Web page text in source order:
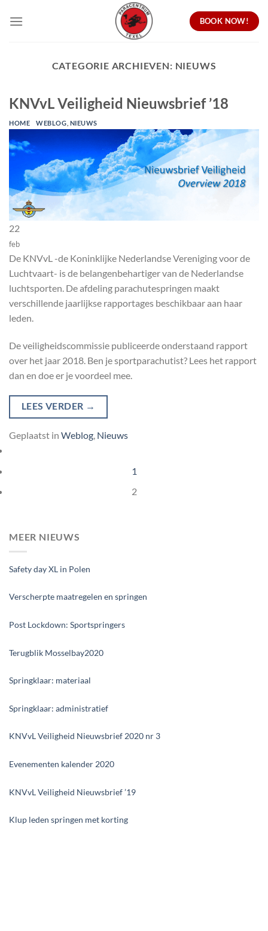
naar
BOOK NOW!
CATEGORIE ARCHIEVEN: NIEUWS
MEER NIEUWS
Safety day XL in Polen
Verscherpte maatregelen en springen
Post Lockdown: Sportspringers
Terugblik Mosselbay2020
Springklaar: materiaal
Springklaar: administratief
KNVvL Veiligheid Nieuwsbrief 2020 nr 3
Evenementen kalender 2020
KNVvL Veiligheid Nieuwsbrief ’19
Klup leden springen met korting
KNVvL Veiligheid Nieuwsbrief ’18
HOME WEBLOG NIEUWS
22
feb
De KNVvL -de Koninklijke Nederlandse Vereniging voor de
Luchtvaart- is de belangenbehartiger van de Nederlandse
luchtsporten. De afdeling parachutespringen maakt
verschillende jaarlijkse rapportages beschikbaar aan haar
leden.
De veiligheidscommissie publiceerde onderstaand rapport
over het jaar 2018. Ben je sportparachutist? Lees het rapport
dan en doe er je voordeel mee.
LEES VERDER →
Geplaatst in Weblog, Nieuws
1
2